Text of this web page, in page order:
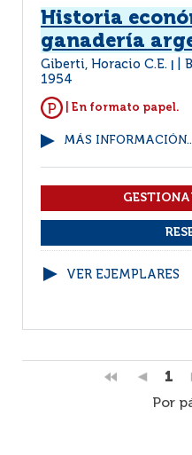
Historia
ganadería
Giberti, Horacio C.E.
1954
| En formato papel.
MÁS
VER EJEMPLARES
1
Por